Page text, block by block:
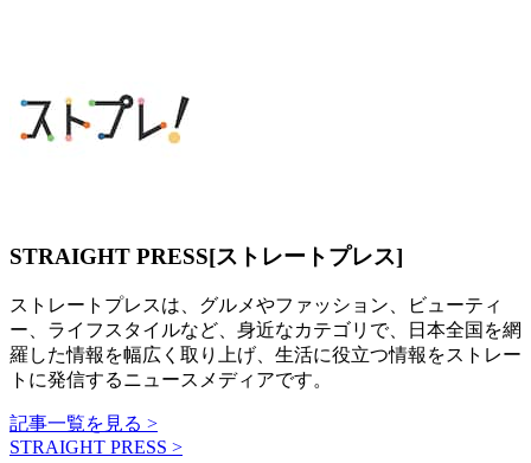
STRAIGHT PRESS[ストレートプレス]
ストレートプレスは、グルメやファッション、ビューティ
ー、ライフスタイルなど、身近なカテゴリで、日本全国を網
羅した情報を幅広く取り上げ、生活に役立つ情報をストレー
トに発信するニュースメディアです。
記事一覧を見る >
STRAIGHT PRESS >